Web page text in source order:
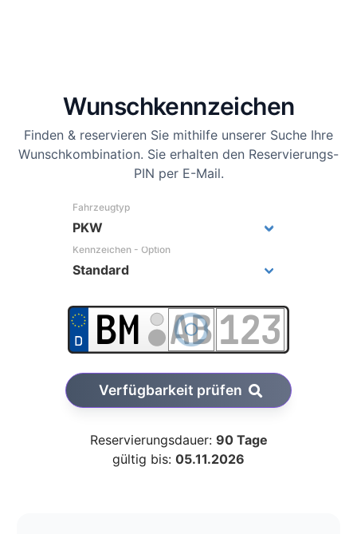
Wunsch­kennzeichen
Finden & reservieren Sie mithilfe unserer Suche Ihre
Wunschkombination. Sie erhalten den Reservierungs-
PIN per E-Mail.
Fahrzeugtyp
Kennzeichen - Option
Verfügbarkeit prüfen
Reservierungsdauer: 90 Tage
gültig bis: 05.11.2026